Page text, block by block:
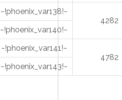
~!phoenix_var138!~
4282
~!phoenix_var140!~
~!phoenix_var141!~
4782
~!phoenix_var143!~